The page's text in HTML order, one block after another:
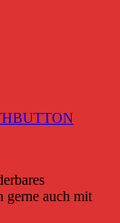
gerne auch mit